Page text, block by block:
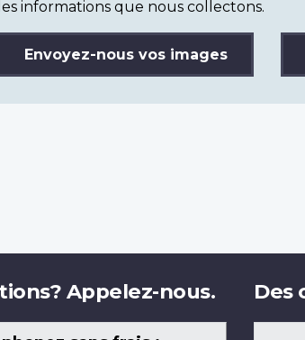
les informations que nous collectons.
Envoyez-nous vos images
Appelez-nous. Des